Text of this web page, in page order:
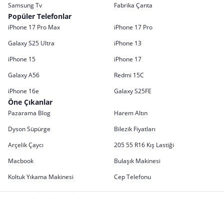
Samsung Tv
Fabrika Çanta
Popüler Telefonlar
iPhone 17 Pro Max
iPhone 17 Pro
Galaxy S25 Ultra
iPhone 13
iPhone 15
iPhone 17
Galaxy A56
Redmi 15C
iPhone 16e
Galaxy S25FE
Öne Çıkanlar
Pazarama Blog
Harem Altın
Dyson Süpürge
Bilezik Fiyatları
Arçelik Çaycı
205 55 R16 Kış Lastiği
Macbook
Bulaşık Makinesi
Koltuk Yıkama Makinesi
Cep Telefonu